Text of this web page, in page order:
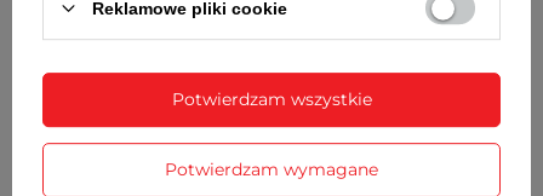
GRUBOŚĆ KOPERTY
SZEROKOŚĆ BRANSOLETY PRZY KOPERCIE
Reklamowe pliki cookie
Potwierdzam wymagane
Potwierdzam wszystkie